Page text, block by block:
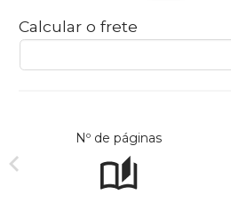
Calcular o frete
Nº de páginas